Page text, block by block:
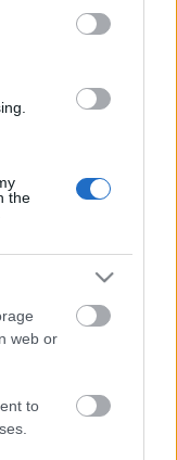
the
web or
to
A kékszakállú